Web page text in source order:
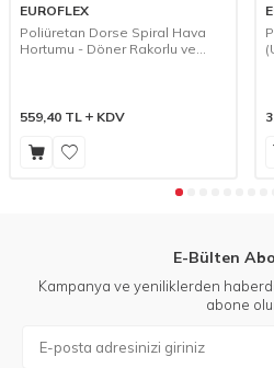
EUROFLEX
Poliüretan Dorse Spiral Hava
Hortumu - Döner Rakorlu ve
559,40 TL KDV
E-Bülten
Kampanya ve yeniliklerden
abone